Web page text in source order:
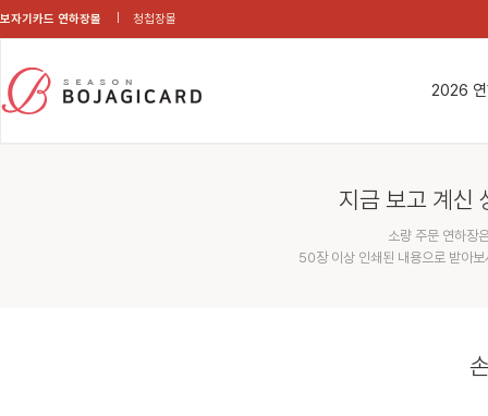
보자기카드 연하장몰 청첩장몰
2026
지금 보고 계신
소량 주문 연하장
50장 이상 인쇄된 내용으로 받아